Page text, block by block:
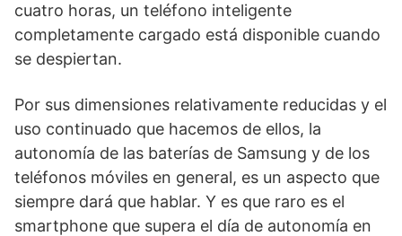
cuatro horas, un teléfono inteligente
completamente cargado está disponible cuando
se despiertan.
Por sus dimensiones relativamente reducidas y el
uso continuado que hacemos de ellos, la
autonomía de las baterías de Samsung y de los
teléfonos móviles en general, es un aspecto que
siempre dará que hablar. Y es que raro es el
smartphone que supera el día de autonomía en